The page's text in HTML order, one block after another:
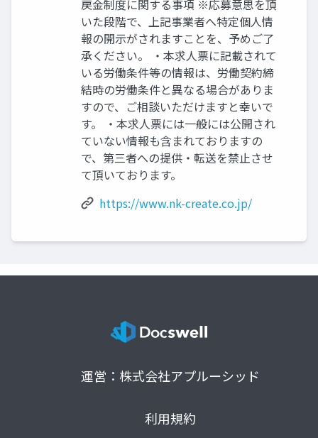
戻金制度に関する事項 ※応募意思を頂
いた段階で、上記事業者へ特定個人情
報の開示がされますことを、予めご了
承ください。 ・本求人票に記載されて
いる労働条件等の情報は、労働契約締
結時の労働条件と異なる場合がありま
すので、ご相談いただけますと幸いで
す。 ・本求人票には一般には公開され
ていない情報も含まれておりますの
で、第三者への提供・転送を禁⽌させ
て頂いております。
https://www.nk-create.co.jp/
運営：株式会社アプルーシッド
利用規約